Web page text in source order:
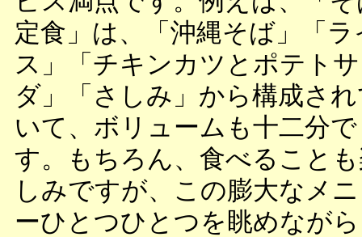
定食」は、「沖縄そば」「ラ
ス」「チキンカツとポテト
ダ」「さしみ」から構成さ
いて、ボリュームも十二分で
す。もちろん、食べること
しみですが、この膨大なメ
ーひとつひとつを眺めなが